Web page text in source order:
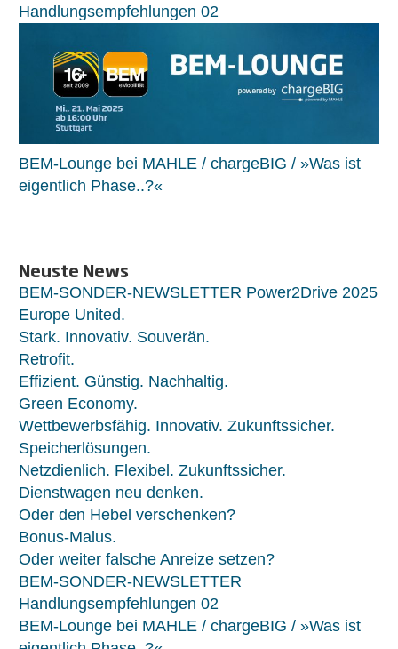
Handlungsempfehlungen 02
BEM-Lounge bei MAHLE / chargeBIG / »Was ist
eigentlich Phase..?«
Neuste News
BEM-SONDER-NEWSLETTER Power2Drive 2025
Europe United.
Stark. Innovativ. Souverän.
Retrofit.
Effizient. Günstig. Nachhaltig.
Green Economy.
Wettbewerbsfähig. Innovativ. Zukunftssicher.
Speicherlösungen.
Netzdienlich. Flexibel. Zukunftssicher.
Dienstwagen neu denken.
Oder den Hebel verschenken?
Bonus-Malus.
Oder weiter falsche Anreize setzen?
BEM-SONDER-NEWSLETTER
Handlungsempfehlungen 02
BEM-Lounge bei MAHLE / chargeBIG / »Was ist